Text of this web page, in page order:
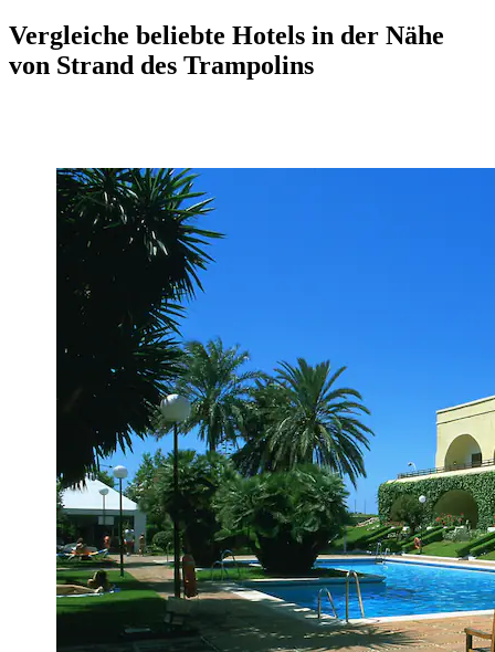
Vergleiche beliebte Hotels in der Nähe
von Strand des Trampolins